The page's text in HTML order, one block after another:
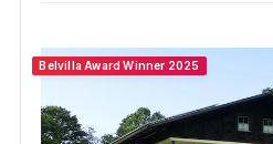
Belvilla Award Winner 2025